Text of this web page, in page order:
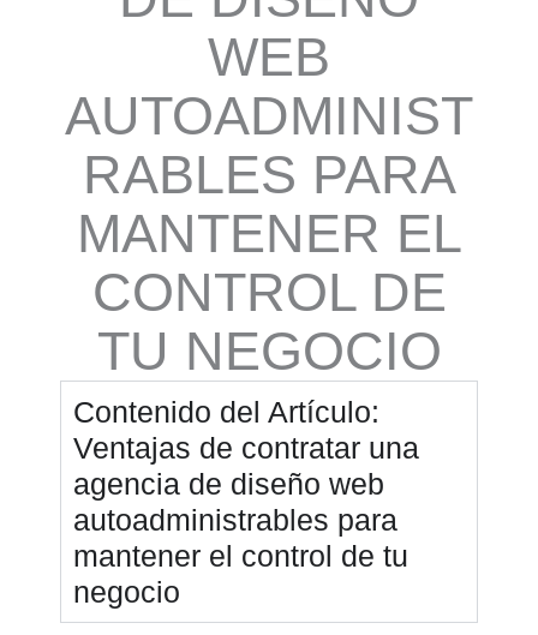
WEB
AUTOADMINIST
RABLES PARA
MANTENER EL
CONTROL DE
TU NEGOCIO
Contenido del Artículo:
Ventajas de contratar una
agencia de diseño web
autoadministrables para
mantener el control de tu
negocio